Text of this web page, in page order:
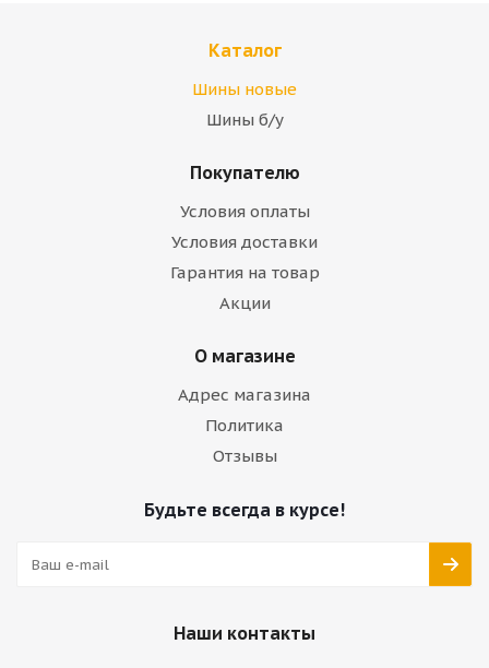
Каталог
Шины новые
Шины б/у
Покупателю
Условия оплаты
Условия доставки
Гарантия на товар
Акции
О магазине
Адрес магазина
Политика
Отзывы
Будьте всегда в курсе!
Наши контакты